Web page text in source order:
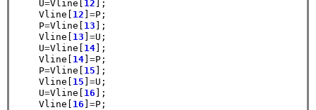
    U
=Vline[ 12 ];
    Vline[
12 =P;
    P
=Vline[ 13 ];
    Vline[
13 =U;
    U
=Vline[ 14];
    Vline[
14] =P;
    P
=Vline[ 15 ];
    Vline[
15 =U;
    U
=Vline[ 16 ];
    Vline[
16 =P;